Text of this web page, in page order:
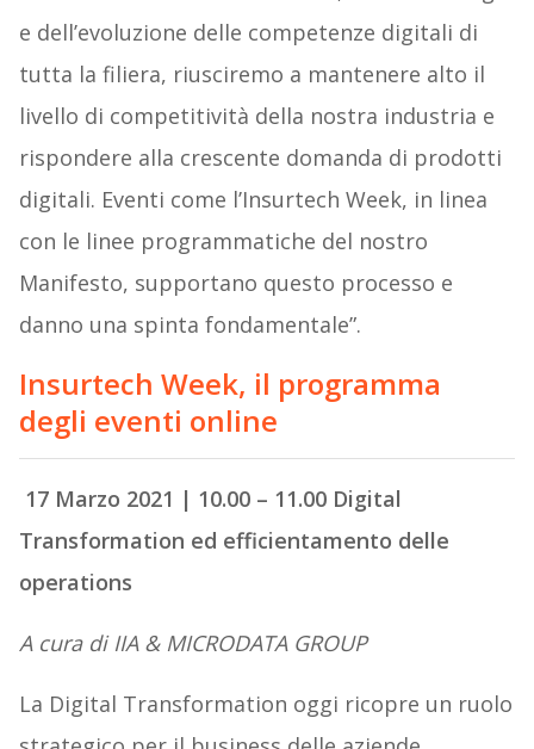
e dell’evoluzione delle competenze digitali di
tutta la filiera, riusciremo a mantenere alto il
livello di competitività della nostra industria e
rispondere alla crescente domanda di prodotti
digitali. Eventi come l’Insurtech Week, in linea
con le linee programmatiche del nostro
Manifesto, supportano questo processo e
danno una spinta fondamentale”.
Insurtech Week, il programma
degli eventi online
17 Marzo 2021 | 10.00 – 11.00 Digital
Transformation ed efficientamento delle
operations
A cura di IIA & MICRODATA GROUP
La Digital Transformation oggi ricopre un ruolo